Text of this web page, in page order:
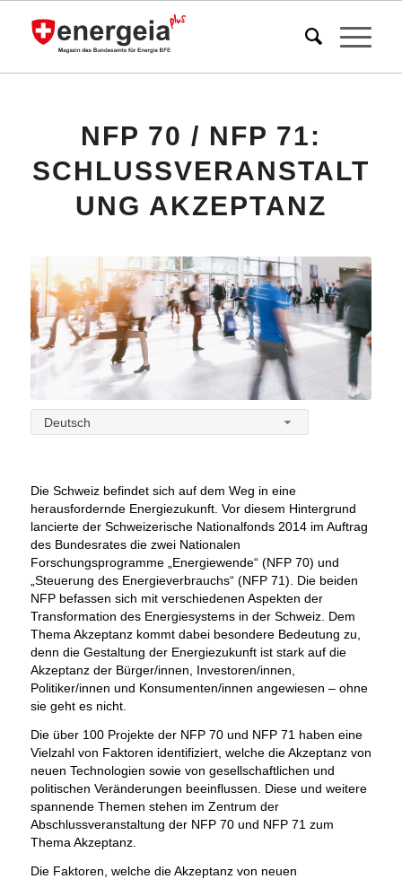
NFP 70 / NFP 71:
SCHLUSSVERANSTALT
UNG AKZEPTANZ
Deutsch
Die Schweiz befindet sich auf dem Weg in eine
herausfordernde Energiezukunft. Vor diesem Hintergrund
lancierte der Schweizerische Nationalfonds 2014 im Auftrag
des Bundesrates die zwei Nationalen
Forschungsprogramme „Energiewende“ (NFP 70) und
„Steuerung des Energieverbrauchs“ (NFP 71). Die beiden
NFP befassen sich mit verschiedenen Aspekten der
Transformation des Energiesystems in der Schweiz. Dem
Thema Akzeptanz kommt dabei besondere Bedeutung zu,
denn die Gestaltung der Energiezukunft ist stark auf die
Akzeptanz der Bürger/innen, Investoren/innen,
Politiker/innen und Konsumenten/innen angewiesen – ohne
sie geht es nicht.
Die über 100 Projekte der NFP 70 und NFP 71 haben eine
Vielzahl von Faktoren identifiziert, welche die Akzeptanz von
neuen Technologien sowie von gesellschaftlichen und
politischen Veränderungen beeinflussen. Diese und weitere
spannende Themen stehen im Zentrum der
Abschlussveranstaltung der NFP 70 und NFP 71 zum
Thema Akzeptanz.
Die Faktoren, welche die Akzeptanz von neuen